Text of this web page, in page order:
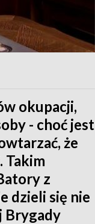
okupacji,
- choć jest
że
Takim
z
dzieli się nie
Brygady